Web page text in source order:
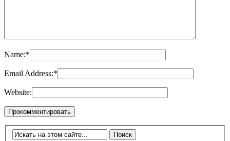
Name:*
Email Address:*
Website: